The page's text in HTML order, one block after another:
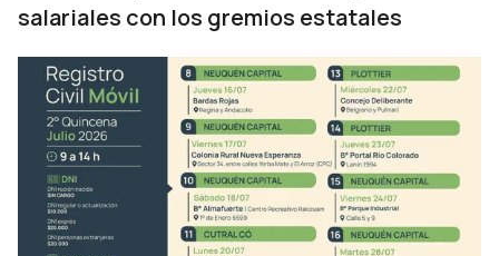
salariales con los gremios estatales